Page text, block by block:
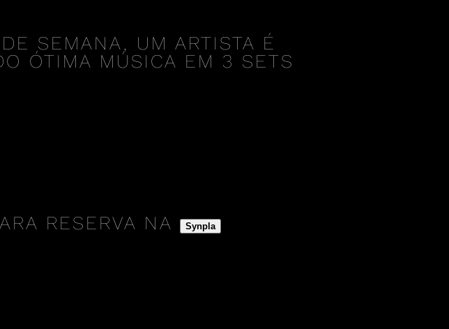
SEMANA, UM ARTISTA É
ÓTIMA MÚSICA EM 3 SETS
RESERVA NA
Synpla